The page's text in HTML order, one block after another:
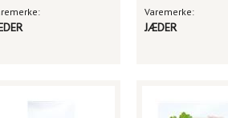
Varemerke:
JÆDER